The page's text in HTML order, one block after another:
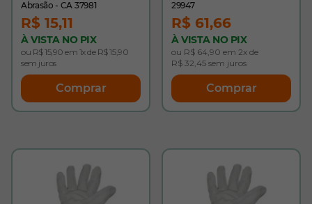
Abrasão - CA 37981
R$ 15,11
À VISTA NO PIX
ou R$ 15,90 em 1x de R$ 15,90
sem juros
Comprar
29947
R$ 61,66
À VISTA NO PIX
ou R$ 64,90 em 2x de
R$ 32,45 sem juros
Comprar